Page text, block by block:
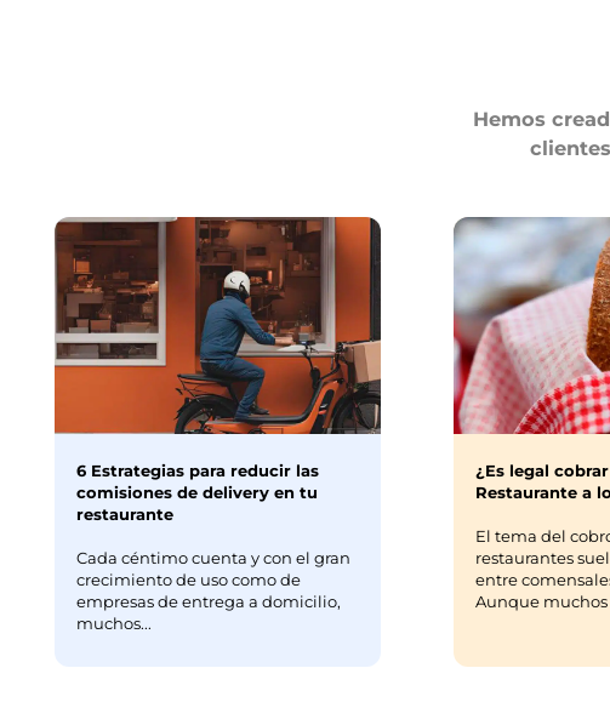
Hemos
6 Estrategias para reducir las
comisiones de delivery en tu
restaurante
Cada céntimo cuenta y con el gran
crecimiento de uso como de
empresas de entrega a domicilio,
muchos...
¿Es legal
Restaurante a
El tema del
restaurantes
entre
Aunque muchos